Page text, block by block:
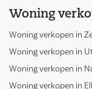
Woning
Woning verkopen in
Woning verkopen in
Woning verkopen in
Woning verkopen in